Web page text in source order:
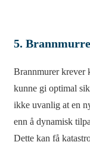
5.
Brannmurer krever
kunne gi optimal
ikke uvanlig at en
enn å dynamisk
Dette kan få